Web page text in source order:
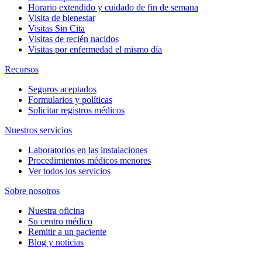
Horario extendido y cuidado de fin de semana
Visita de bienestar
Visitas Sin Cita
Visitas de recién nacidos
Visitas por enfermedad el mismo día
Recursos
Seguros aceptados
Formularios y políticas
Solicitar registros médicos
Nuestros servicios
Laboratorios en las instalaciones
Procedimientos médicos menores
Ver todos los servicios
Sobre nosotros
Nuestra oficina
Su centro médico
Remitir a un paciente
Blog y noticias